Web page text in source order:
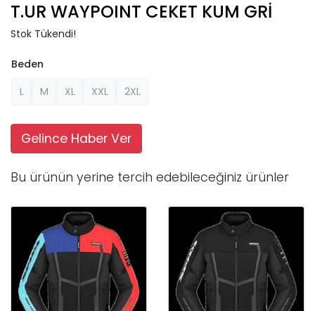
T.UR WAYPOINT CEKET KUM GRİ
Stok Tükendi!
Beden
L
M XL XXL 2XL
Gelince Haber Ver
Bu ürünün yerine tercih edebileceğiniz ürünler